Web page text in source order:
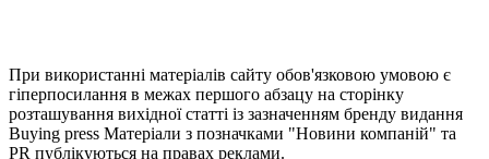
При використанні матеріалів сайту обов'язковою умовою є
гіперпосилання в межах першого абзацу на сторінку
розташування вихідної статті із зазначенням бренду видання
Buying press Матеріали з позначками "Новини компаній" та
PR публікуються на правах реклами.